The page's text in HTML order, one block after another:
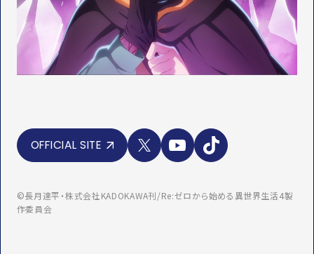
OFFICIAL SITE
X
Y
o
u
b
T
i
k
k
©長月達平・株式会社KADOKAWA刊/Re:ゼロから始める異世界生活4製
作委員会